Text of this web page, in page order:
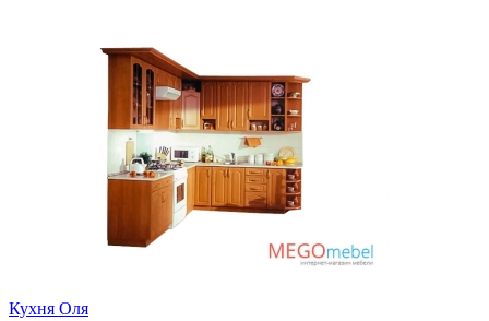
Кухня Оля